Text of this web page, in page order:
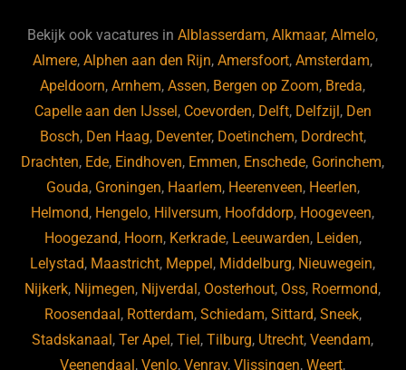
b
o
o
k
ky dI
n
Bekijk ook vacatures inAlblasserdam,Alkmaar,Almelo,
Almere,Alphen aan den Rijn,Amersfoort,Amsterdam,
Apeldoorn,Arnhem,Assen, Bergen op Zoom, Breda,
Capelle aan den IJssel , Coevorden, Delft, Delfzijl , Den
Bosch, Den Haag, Deventer, Doetinchem, Dordrecht,
Drachten, Ede, Eindhoven, Emmen, Enschede, Gorinchem,
Gouda, Groningen, Haarlem, Heerenveen, Heerlen,
Helmond, Hengelo, Hilversum, Hoofddorp, Hoogeveen,
Hoogezand, Hoorn, Kerkrade, Leeuwarden, Leiden,
Lelystad, Maastricht, Meppel , Middelburg, Nieuwegein,
Nijkerk, Nijmegen, Nijverdal , Oosterhout, Oss, Roermond,
Roosendaal , Rotterdam, Schiedam, Sittard, Sneek,
Stadskanaal ,Ter Apel ,Tiel ,Tilburg, Utrecht,Veendam,
Veenendaal ,Venlo,Venray,Vlissingen,Weert,